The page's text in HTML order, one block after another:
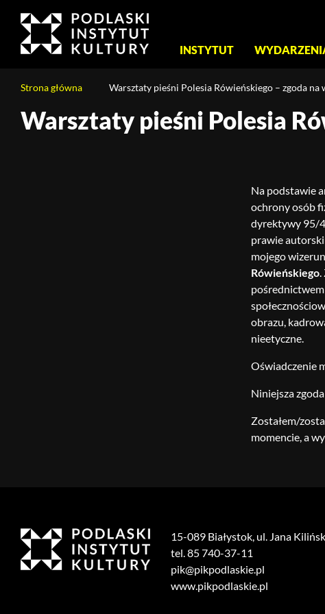
stronie:
Warsztaty
główne
INSTYTUT
Strona główna Warsztaty pieśni Polesia Rówieńskiego – zgoda
Treść
stronyWarsztaty pieśni Polesia
Na podstawie
ochrony osób
dyrektywy 95/
prawie
mojego
Rówieńskiego.
obrazu,
nieetyczne.
Oświadczenie
Niniejsza
Zostałem/
momencie, a
15-089 Białystok, ul. Jana
tel. 85 740-37-11
pik@pikpodlaskie.pl
www.pikpodlaskie.pl